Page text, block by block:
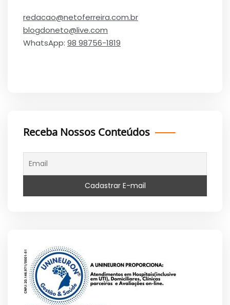
redacao@netoferreira.com.br
blogdoneto@live.com
WhatsApp: 98 98756-1819
Receba Nossos Conteúdos